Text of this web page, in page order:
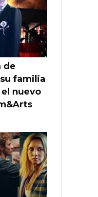
de
familia
nuevo